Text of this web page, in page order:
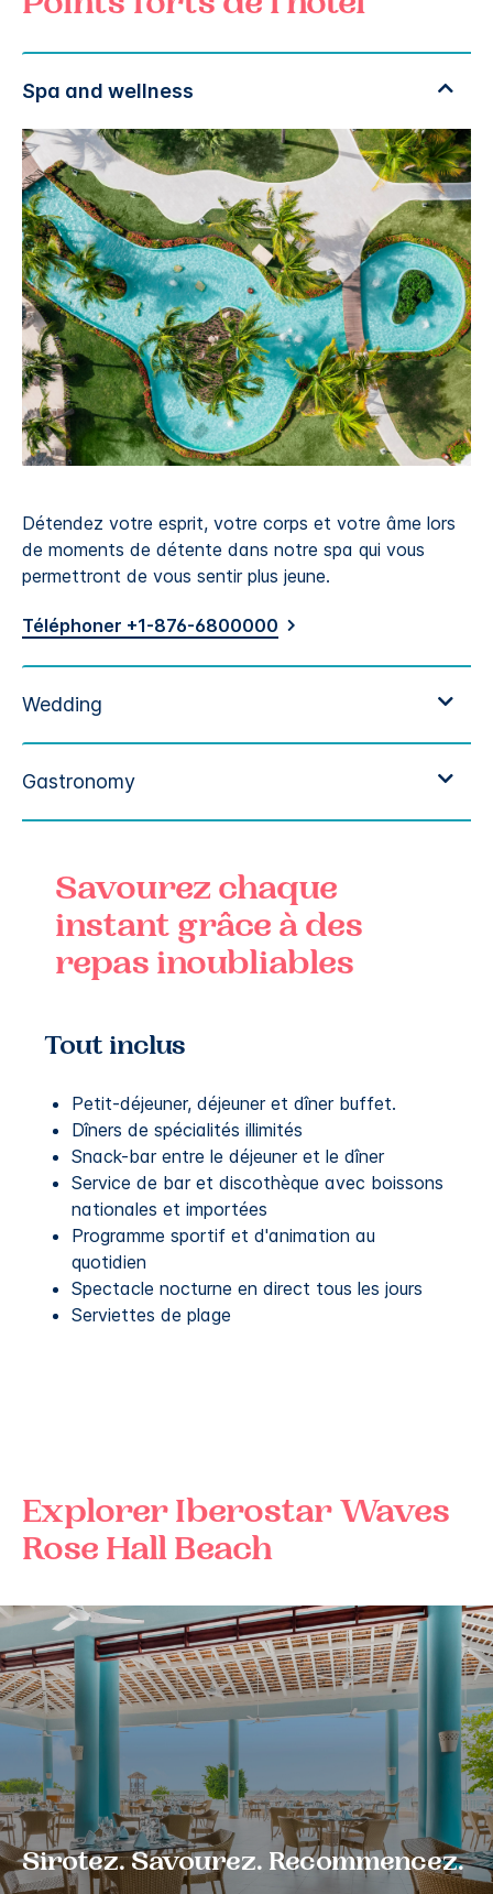
Détendez votre esprit, votre corps et votre âme lors
de moments de détente dans notre spa qui vous
permettront de vous sentir plus jeune.
Téléphoner +1-876-6800000
Savourez chaque
instant grâce à des
repas inoubliables
Tout inclus
Petit-déjeuner, déjeuner et dîner buffet.
Dîners de spécialités illimités
Snack-bar entre le déjeuner et le dîner
Service de bar et discothèque avec boissons
nationales et importées
Programme sportif et d'animation au
quotidien
Spectacle nocturne en direct tous les jours
Serviettes de plage
Explorer Iberostar Waves
Rose Hall Beach
Sirotez. Savourez. Recommencez.